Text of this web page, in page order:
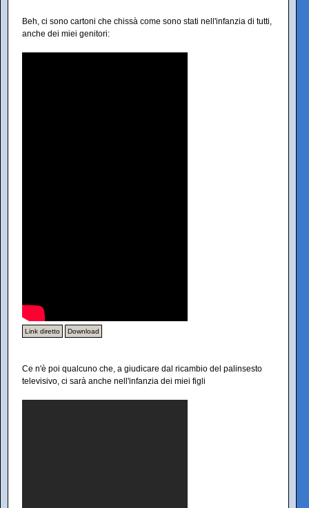
Beh, ci sono cartoni che chissà come sono stati nell'infanzia di tutti,
anche dei miei genitori:
Link diretto Download
Ce n'è poi qualcuno che, a giudicare dal ricambio del palinsesto
televisivo, ci sarà anche nell'infanzia dei miei figli